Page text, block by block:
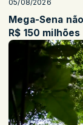
05/08/2026
Mega-Sena
R$ 150 milhões